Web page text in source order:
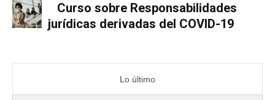
Curso sobre Responsabilidades
jurídicas derivadas del COVID-19
Lo último